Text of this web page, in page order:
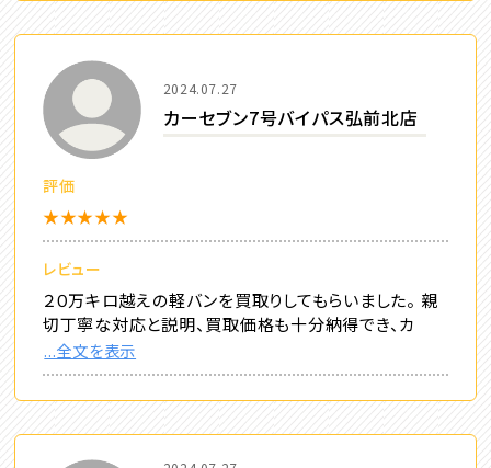
2024.07.27
カーセブン7号バイパス弘前北店
評価
★★★★★
レビュー
２０万キロ越えの軽バンを買取りしてもらいました。 親
切丁寧な対応と説明、買取価格も十分納得でき、カ
...全文を表示